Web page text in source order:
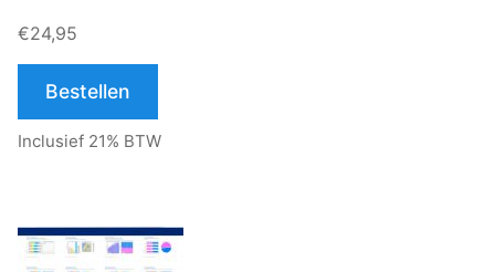
€24,95
Bestellen
Inclusief 21% BTW